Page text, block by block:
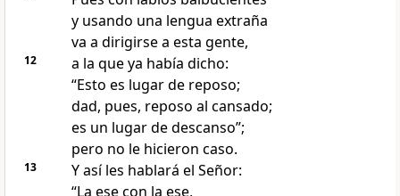
y usando una lengua extraña
va a dirigirse a esta gente,
12
a la que ya había dicho:
“Esto es lugar de reposo;
dad, pues, reposo al cansado;
es un lugar de descanso”;
pero no le hicieron caso.
13
Y así les hablará el Señor:
“La ese con la ese,